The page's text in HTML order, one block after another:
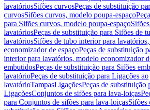
lavatóriosSifões curvosPeças de substituição
curvosSifões curvos, modelo poupa-espaço
para Sifões curvos, modelo poupa-espaço
lavatóriosPeças de substituição para Sifões de
lavatóriosSifões de tubo interior para
economizador de espaçoPeças de substituição
interior para lavatórios, modelo economizador
embutidosPeças de substituição para Sifões
lavatórioPeças de substituição para Ligações ao
lavatórioTampasLigaçõesPeças de substituição
LigaçõesConjuntos de sifões para lava-loiças
para Conjuntos de sifões para lava-loiçasSifões